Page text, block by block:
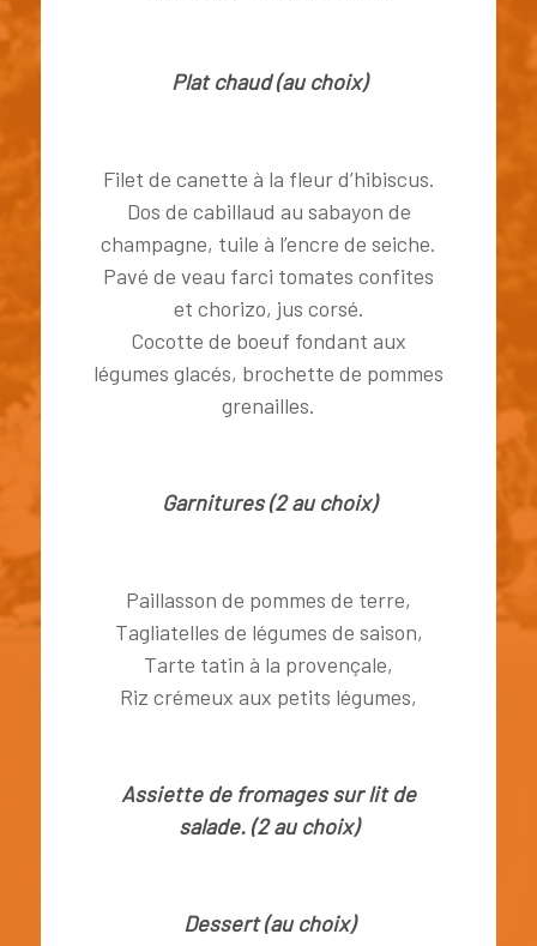
Plat chaud (au choix)
Filet de canette à la fleur d’hibiscus.
Dos de cabillaud au sabayon de
champagne, tuile à l’encre de seiche.
Pavé de veau farci tomates confites
et chorizo, jus corsé.
Cocotte de boeuf fondant aux
légumes glacés, brochette de pommes
grenailles.
Garnitures (2 au choix)
Paillasson de pommes de terre,
Tagliatelles de légumes de saison,
Tarte tatin à la provençale,
Riz crémeux aux petits légumes,
Assiette de fromages sur lit de
salade. (2 au choix)
Dessert (au choix)